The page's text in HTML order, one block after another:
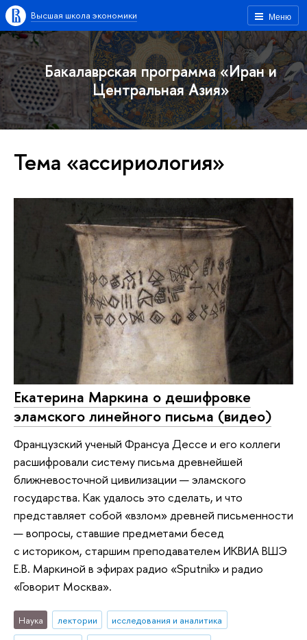
Меню
Высшая школа экономики
Бакалаврская программа «Иран и
Центральная Азия»
Тема «ассириология»
Екатерина Маркина о дешифровке
эламского линейного письма (видео)
Французский ученый Франсуа Дессе и его коллеги
расшифровали систему письма древнейшей
ближневосточной цивилизации — эламского
государства. Как удалось это сделать, и что
представляет собой «взлом» древней письменности
— вопросы, ставшие предметами бесед
с историком, старшим преподавателем ИКВИА ВШЭ
Е.В. Маркиной в эфирах радио «Sputnik» и радио
«Говорит Москва».
Наука лектории
исследования и аналитика